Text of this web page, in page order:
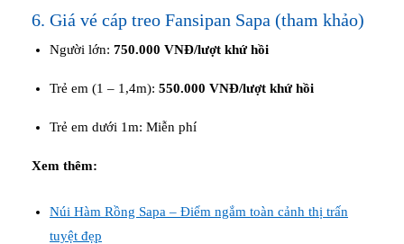
6. Giá vé cáp treo Fansipan Sapa (tham khảo)
Người lớn: 750.000 VNĐ/lượt khứ hồi
Trẻ em (1 – 1,4m): 550.000 VNĐ/lượt khứ hồi
Trẻ em dưới 1m: Miễn phí
Xem thêm:
Núi Hàm Rồng Sapa – Điểm ngắm toàn cảnh thị trấn
tuyệt đẹp